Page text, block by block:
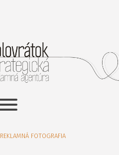
REKLAMNÁ FOTOGRAFIA